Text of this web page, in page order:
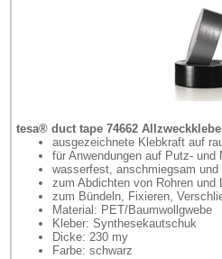
tesa® duct tape 74662
ausgezeichnete Klebkraft auf
für Anwendungen auf Putz- und
wasserfest, anschmiegsam und
zum Abdichten von Rohren und
zum Bündeln, Fixieren,
Material: PET/Baumwollgwebe
Kleber: Synthesekautschuk
Dicke: 230 my
Farbe: schwarz